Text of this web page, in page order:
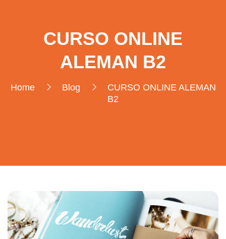
CURSO ONLINE
ALEMAN B2
Home Blog
CURSO ONLINE ALEMAN
B2